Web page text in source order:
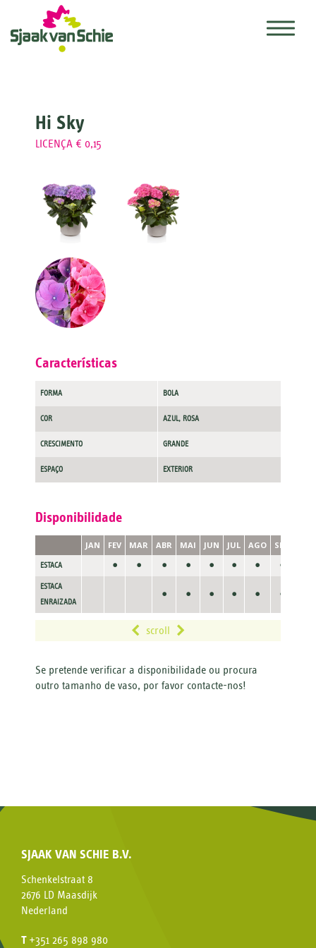
Hi Sky
LICENÇA € 0,15
Características
FORMA BOLA
COR AZUL, ROSA
CRESCIMENTO GRANDE
ESPAÇO EXTERIOR
Disponibilidade
JAN FEV MAR ABR MAI JUN JUL AGO SET
ESTACA • • • • • • • •
ESTACA
ENRAIZADA
• • • • • •
scroll
Se pretende verificar a disponibilidade ou procura
outro tamanho de vaso, por favor contacte-nos!
SJAAK VAN SCHIE B.V.
Schenkelstraat 8
2676 LD Maasdijk
Nederland
T +351 265 898 980